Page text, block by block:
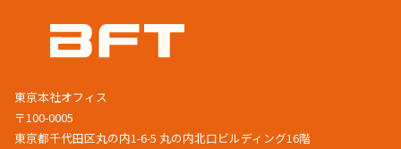
東京本社オフィス
〒100-0005
東京都千代田区丸の内1-6-5 丸の内北口ビルディング16階